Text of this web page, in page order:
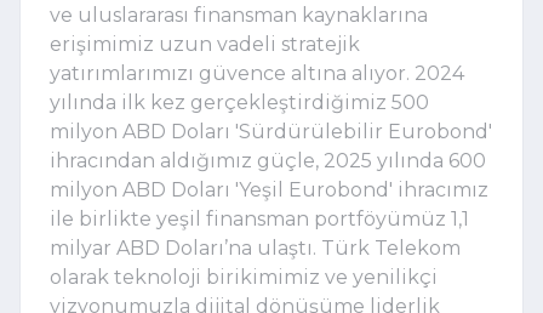
ve uluslararası finansman kaynaklarına
erişimimiz uzun vadeli stratejik
yatırımlarımızı güvence altına alıyor. 2024
yılında ilk kez gerçekleştirdiğimiz 500
milyon ABD Doları 'Sürdürülebilir Eurobond'
ihracından aldığımız güçle, 2025 yılında 600
milyon ABD Doları 'Yeşil Eurobond' ihracımız
ile birlikte yeşil finansman portföyümüz 1,1
milyar ABD Doları’na ulaştı. Türk Telekom
olarak teknoloji birikimimiz ve yenilikçi
vizyonumuzla dijital dönüşüme liderlik